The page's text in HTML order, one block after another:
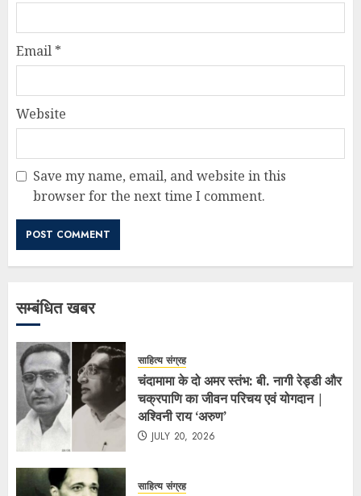
Email *
Website
Save my name, email, and website in this
browser for the next time I comment.
सम्बंधित खबर
साहित्य संग्रह
चंदामामा के दो अमर स्तंभ: बी. नागी रेड्डी और
चक्रपाणि का जीवन परिचय एवं योगदान |
अश्विनी राय ‘अरुण’
JULY 20, 2026
साहित्य संग्रह